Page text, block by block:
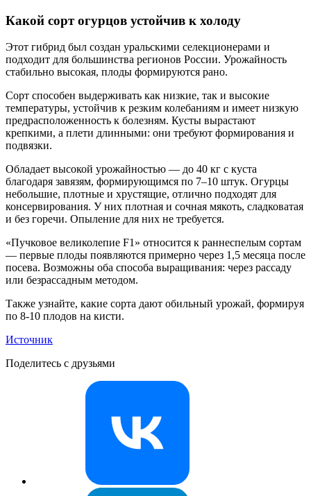
Какой сорт огурцов устойчив к холоду
Этот гибрид был создан уральскими селекционерами и
подходит для большинства регионов России. Урожайность
стабильно высокая, плоды формируются рано.
Сорт способен выдерживать как низкие, так и высокие
температуры, устойчив к резким колебаниям и имеет низкую
предрасположенность к болезням. Кусты вырастают
крепкими, а плети длинными: они требуют формирования и
подвязки.
Обладает высокой урожайностью — до 40 кг с куста
благодаря завязям, формирующимся по 7–10 штук. Огурцы
небольшие, плотные и хрустящие, отлично подходят для
консервирования. У них плотная и сочная мякоть, сладковатая
и без горечи. Опыление для них не требуется.
«Пучковое великолепие F1» относится к раннеспелым сортам
— первые плоды появляются примерно через 1,5 месяца после
посева. Возможны оба способа выращивания: через рассаду
или безрассадным методом.
Также узнайте, какие сорта дают обильный урожай, формируя
по 8-10 плодов на кисти.
Источник
Поделитесь с друзьями